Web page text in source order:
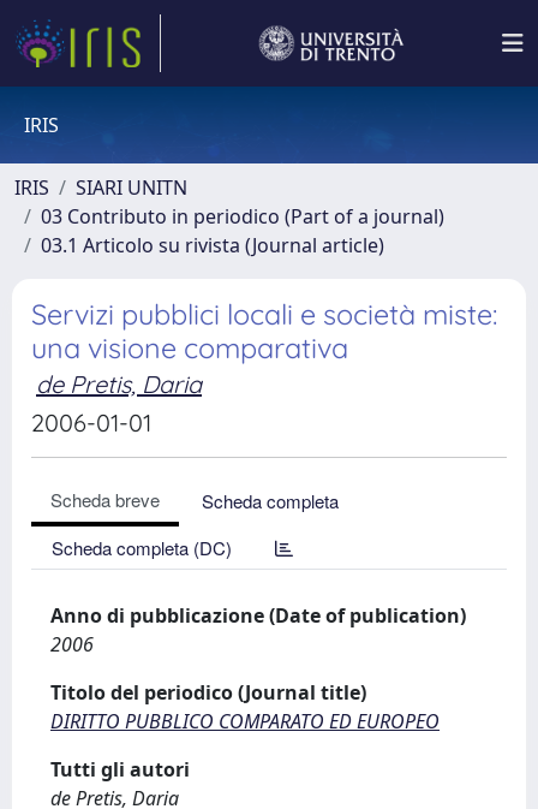
IRIS
IRIS
SIARI UNITN
03 Contributo in periodico (Part of a journal)
03.1 Articolo su rivista (Journal article)
Servizi pubblici locali e società miste:
una visione comparativa
de Pretis, Daria
2006-01-01
Scheda breve
Scheda completa
Scheda completa (DC)
Anno di pubblicazione (Date of publication)
2006
Titolo del periodico (Journal title)
DIRITTO PUBBLICO COMPARATO ED EUROPEO
Tutti gli autori
de Pretis, Daria